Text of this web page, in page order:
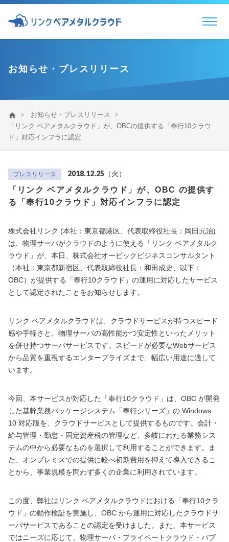
お知らせ・プレスリリース
home
お知らせ・プレスリリース
「リンク ベアメタルクラウド」が、OBCの提供する「奉行10クラウ
ド」対応インフラに認定
プレスリリース 2018.12.25 （火）
「リンク ベアメタルクラウド」が、OBC の提供す
る「奉行10クラウド」対応インフラに認定
株式会社リンク (本社：東京都港区、代表取締役社長：岡田元治)
は、物理サーバがクラウドのように使える「リンク ベアメタルク
ラウド」が、本日、株式会社オービックビジネスコンサルタント
（本社：東京都新宿区、代表取締役社長：和田成史、以下：
OBC）が提供する「奉行10クラウド」の運用に対応したサービス
として認定されたことをお知らせします。
リンク ベアメタルクラウドは、クラウドサービスが持つスピード
感や手軽さと、物理サーバの高性能かつ安定性といったメリット
を併せ持つサーバサービスです。スピードが必要なWebサービス
から品質を重視するエンタープライズまで、幅広い用途に適して
います。
今回、本サービスが対応した「奉行10クラウド」は、OBC が開発
した基幹業務パッケージシステム「奉行シリーズ」の Windows
10 対応版を、クラウドサービスとして提供するものです。会計・
給与管理・勤怠・固定資産税の管理など、多岐にわたる業務シス
テムの中から必要なものを選択して利用することができます。ま
た、オンプレミスでの提供に較べ初期費用を抑えて導入できるこ
とから、事業規模を問わず多くの企業に利用されています。
この度、弊社はリンク ベアメタルクラウドにおける「奉行10クラ
ウド」の動作検証を実施し、OBC から運用に対応したクラウドサ
ーバサービスであることの認定を受けました。また、本サービス
ではニーズに応じて、物理サーバ・プライベートクラウド・パブ